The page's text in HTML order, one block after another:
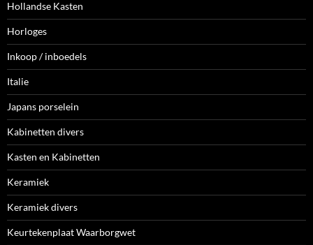
Hollandse Kasten
Horloges
Inkoop / inboedels
Italie
Japans porselein
Kabinetten divers
Kasten en Kabinetten
Keramiek
Keramiek divers
Keurtekenplaat Waarborgwet